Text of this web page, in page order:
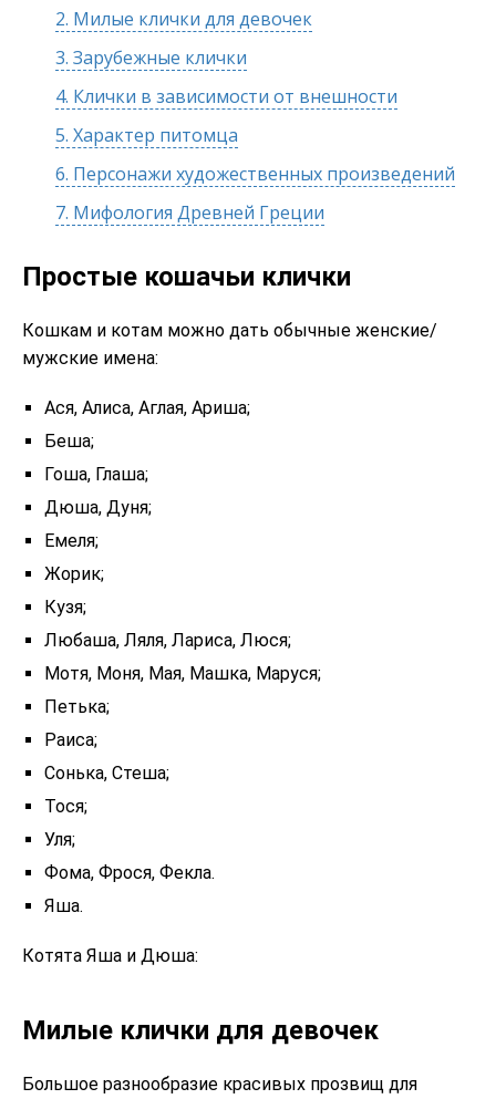
2. Милые клички для девочек
3. Зарубежные клички
4. Клички в зависимости от внешности
5. Характер питомца
6. Персонажи художественных произведений
7. Мифология Древней Греции
Простые кошачьи клички
Кошкам и котам можно дать обычные женские/
мужские имена:
Ася, Алиса, Аглая, Ариша;
Беша;
Гоша, Глаша;
Дюша, Дуня;
Емеля;
Жорик;
Кузя;
Любаша, Ляля, Лариса, Люся;
Мотя, Моня, Мая, Машка, Маруся;
Петька;
Раиса;
Сонька, Стеша;
Тося;
Уля;
Фома, Фрося, Фекла.
Яша.
Котята Яша и Дюша:
Милые клички для девочек
Большое разнообразие красивых прозвищ для